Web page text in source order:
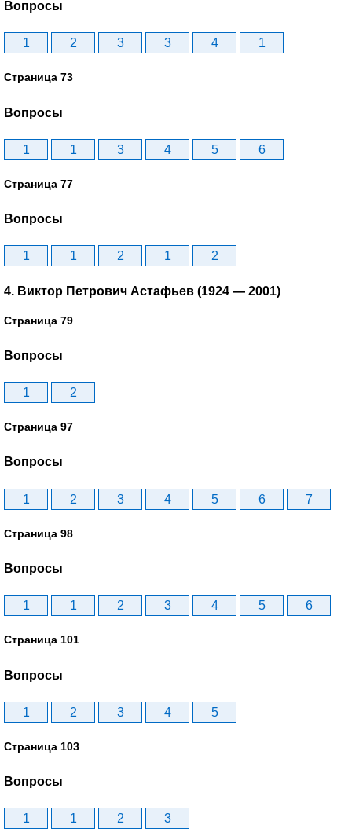
Вопросы
1 2 3 3 4 1
Страница 73
Вопросы
1 1 3 4 5 6
Страница 77
Вопросы
1 1 2 1 2
4. Виктор Петрович Астафьев (1924 — 2001)
Страница 79
Вопросы
1 2
Страница 97
Вопросы
1 2 3 4 5 6 7
Страница 98
Вопросы
1 1 2 3 4 5 6
Страница 101
Вопросы
1 2 3 4 5
Страница 103
Вопросы
1 1 2 3